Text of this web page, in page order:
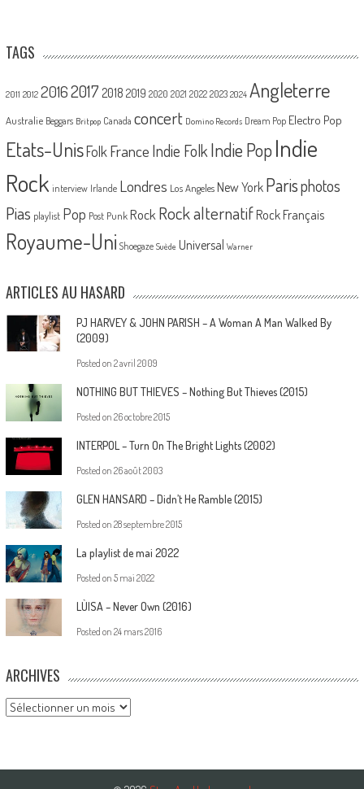
TAGS
2011 2012 20162017 2018 2019 2020 2021 2022 2023 2024 Angleterre
Australie Beggars Britpop Canada concert Domino Records Dream Pop Electro Pop
Etats-UnisFolk France Indie Folk Indie PopIndie
Rock interview Irlande Londres Los Angeles New York Parisphotos
Pias playlist Pop Post Punk Rock Rock alternatif Rock Français
Royaume-Uni Shoegaze Suède Universal Warner
ARTICLES AU HASARD
PJ HARVEY & JOHN PARISH – A Woman A Man Walked By
(2009)
Posted on 2 avril 2009
NOTHING BUT THIEVES – Nothing But Thieves (2015)
Posted on 26 octobre 2015
INTERPOL – Turn On The Bright Lights (2002)
Posted on 26 août 2003
GLEN HANSARD – Didn’t He Ramble (2015)
Posted on 28 septembre 2015
La playlist de mai 2022
Posted on 5 mai 2022
LÙISA – Never Own (2016)
Posted on 24 mars 2016
ARCHIVES
Archives